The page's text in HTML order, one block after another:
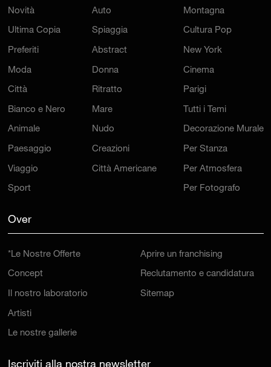
Novità
Ultima Copia
Preferiti
Moda
Città
Bianco e Nero
Animale
Paesaggio
Viaggio
Sport
Auto
Spiaggia
Abstract
Donna
Ritratto
Mare
Nudo
Creazioni
Città Americane
Montagna
Cultura Pop
New York
Cinema
Parigi
Tutti i Temi
Decorazione Murale
Per Stanza
Per Atmosfera
Per Fotografo
Over
*Le Nostre Offerte
Concept
Il nostro laboratorio
Artisti
Le nostre gallerie
Aprire un franchising
Reclutamento e candidatura
Sitemap